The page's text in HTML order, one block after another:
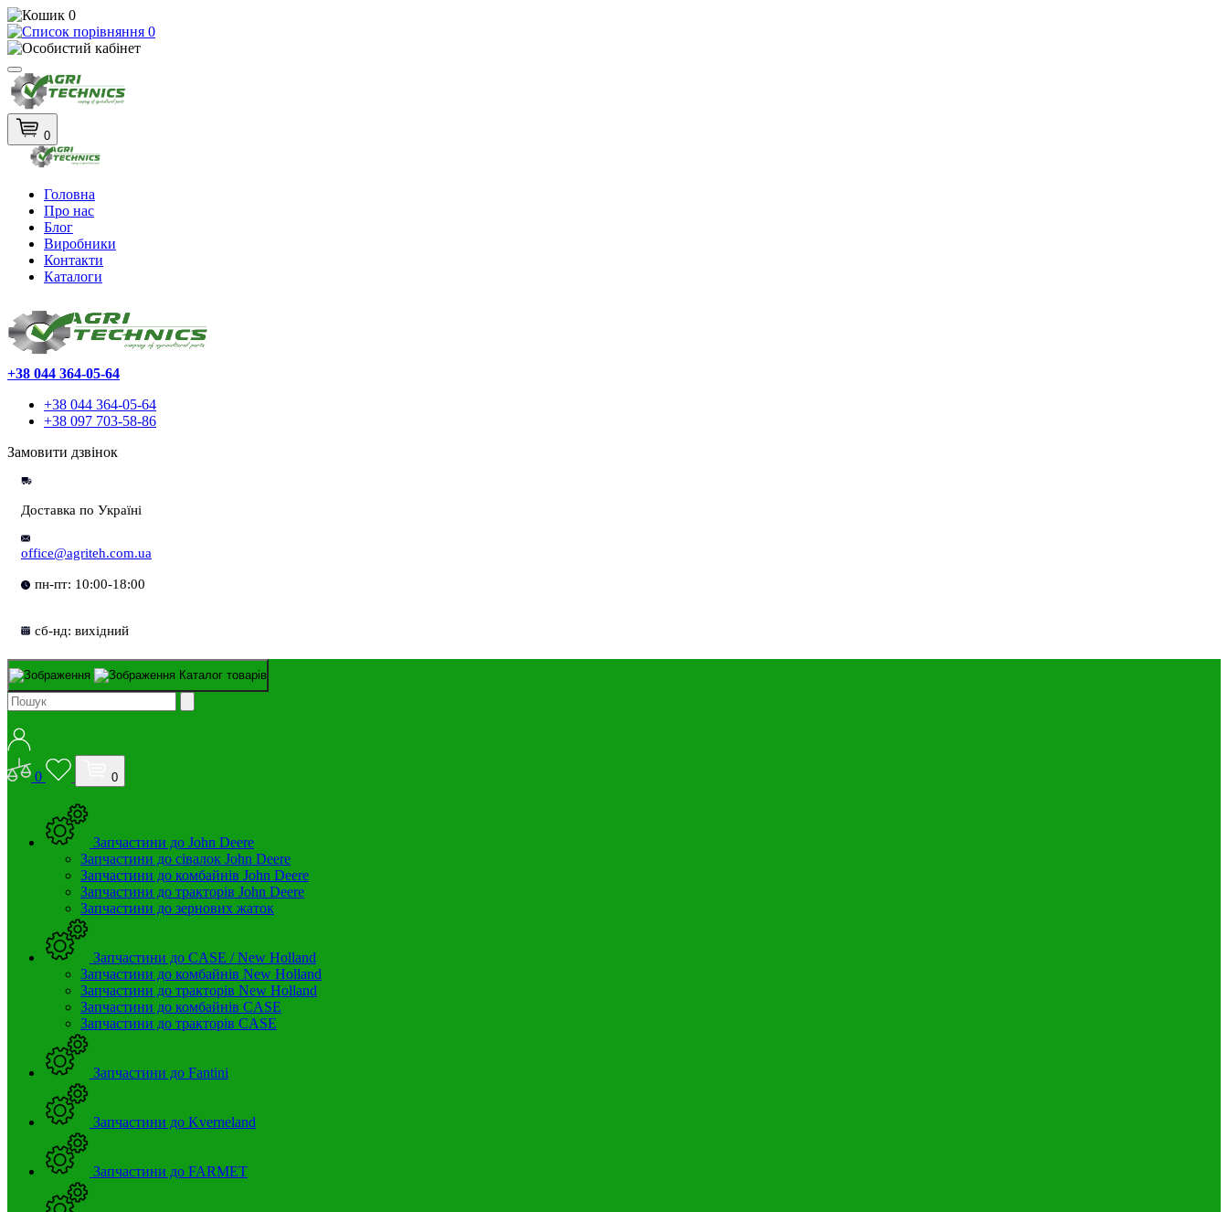
0
0
0
Головна
Про нас
Блог
Виробники
Контакти
Каталоги
+38 044 364-05-64
+38 044 364-05-64
+38 097 703-58-86
Замовити дзвінок
Доставка по Україні
office@agriteh.com.ua
пн-пт: 10:00-18:00
сб-нд: вихідний
Каталог товарів
0 0
Запчастини до John Deere
Запчастини до сівалок John Deere
Запчастини до комбайнів John Deere
Запчастини до тракторів John Deere
Запчастини до зернових жаток
Запчастини до CASE / New Holland
Запчастини до комбайнів New Holland
Запчастини до тракторів New Holland
Запчастини до комбайнів CASE
Запчастини до тракторів CASE
Запчастини до Fantini
Запчастини до Kverneland
Запчастини до FARMET